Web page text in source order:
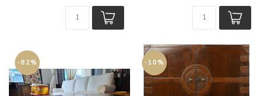
-82% -10%